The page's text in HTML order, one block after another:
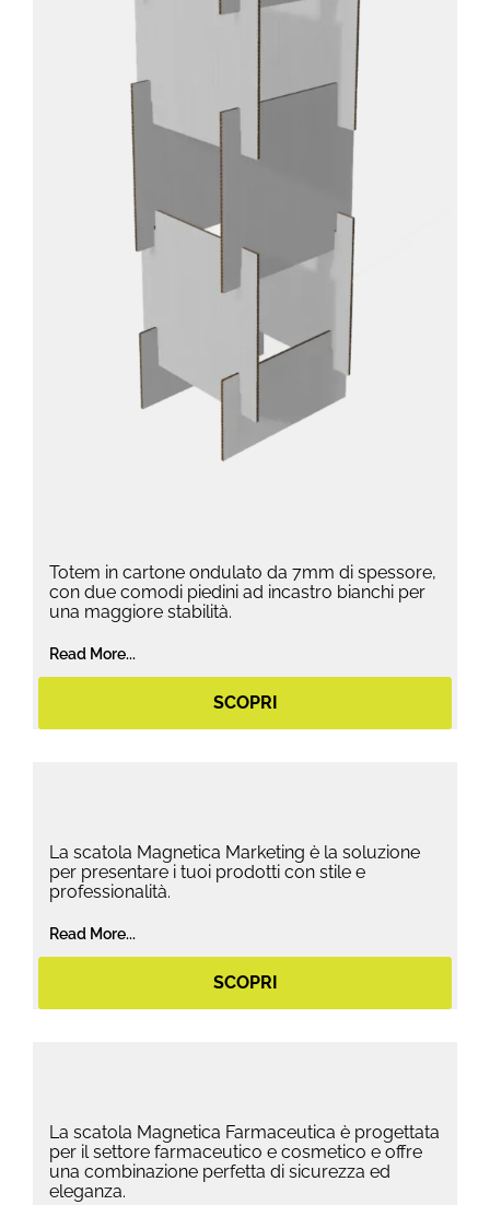
Totem in cartone ondulato da 7mm di spessore,
con due comodi piedini ad incastro bianchi per
una maggiore stabilità.
Read More...
SCOPRI
La scatola Magnetica Marketing è la soluzione
per presentare i tuoi prodotti con stile e
professionalità.
Read More...
SCOPRI
La scatola Magnetica Farmaceutica è progettata
per il settore farmaceutico e cosmetico e offre
una combinazione perfetta di sicurezza ed
eleganza.